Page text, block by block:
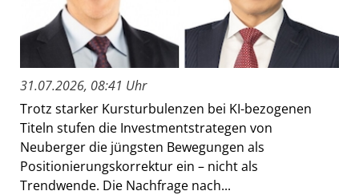
31.07.2026, 08:41 Uhr
Trotz starker Kursturbulenzen bei KI-bezogenen
Titeln stufen die Investmentstrategen von
Neuberger die jüngsten Bewegungen als
Positionierungskorrektur ein – nicht als
Trendwende. Die Nachfrage nach...